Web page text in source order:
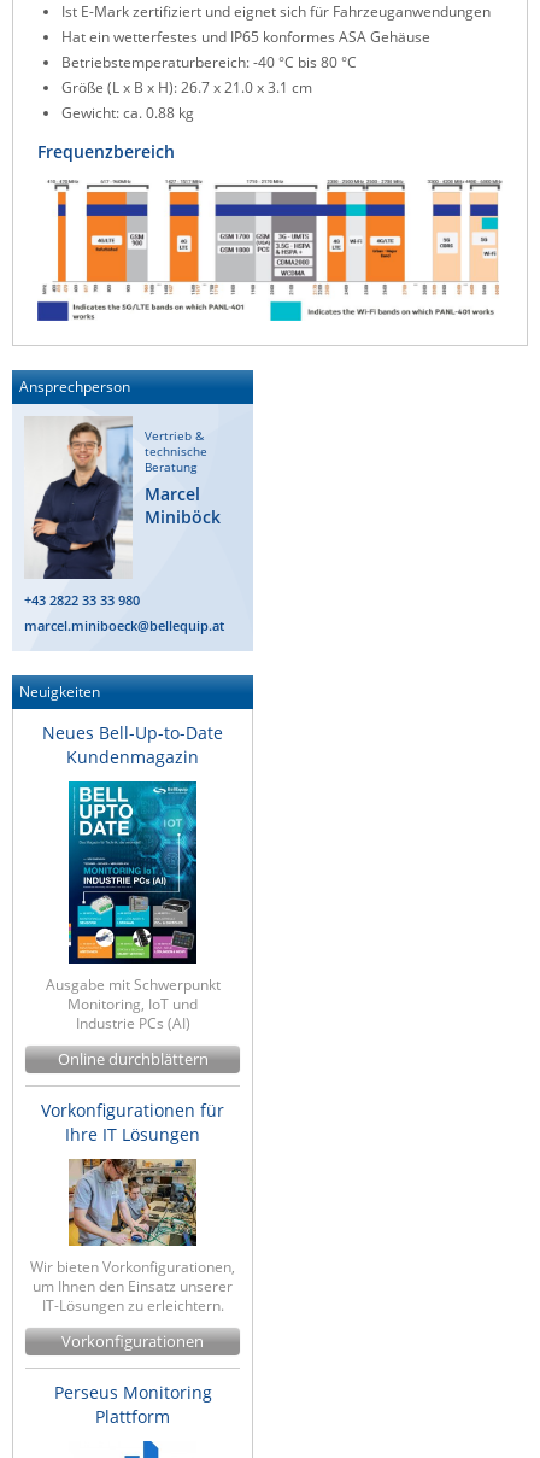
Ist E-Mark zertifiziert und eignet sich für Fahrzeuganwendungen
Hat ein wetterfestes und IP65 konformes ASA Gehäuse
Betriebstemperaturbereich: -40 °C bis 80 °C
Größe (L x B x H): 26.7 x 21.0 x 3.1 cm
Gewicht: ca. 0.88 kg
Frequenzbereich
Ansprechperson
Vertrieb &
technische
Beratung
Marcel
Miniböck
+43 2822 33 33 980
marcel.miniboeck@bellequip.at
Neuigkeiten
Neues Bell-Up-to-Date
Kundenmagazin
Ausgabe mit Schwerpunkt
Monitoring, IoT und
Industrie PCs (AI)
Online durchblättern
Vorkonfigurationen für
Ihre IT Lösungen
Wir bieten Vorkonfigurationen,
um Ihnen den Einsatz unserer
IT-Lösungen zu erleichtern.
Vorkonfigurationen
Perseus Monitoring
Plattform